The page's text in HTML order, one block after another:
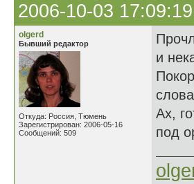
2006-10-03 17:09:19
olgerd
Бывший редактор
Откуда: Россия, Тюмень
Зарегистрирован: 2006-05-16
Сообщений: 509
и
Ах,
под